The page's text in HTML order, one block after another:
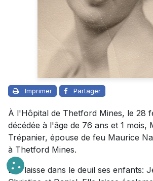
Imprimer Partager
À l'Hôpital de Thetford Mines, le 28
décédée à l'âge de 76 ans et 1 mois,
Trépanier, épouse de feu Maurice
à Thetford Mines.
Elle laisse dans le deuil ses enfants: